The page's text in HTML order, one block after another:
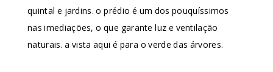
quintal e jardins. o prédio é um dos pouquíssimos
nas imediações, o que garante luz e ventilação
naturais. a vista aqui é para o verde das árvores.